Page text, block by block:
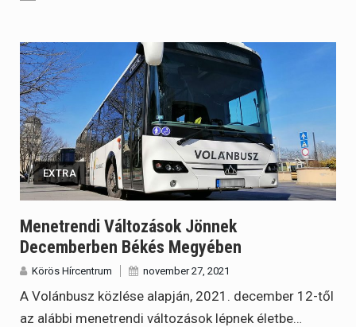
EXTRA
Menetrendi Változások Jönnek
Decemberben Békés Megyében
Körös Hírcentrum november 27, 2021
A Volánbusz közlése alapján, 2021. december 12-től
az alábbi menetrendi változások lépnek életbe…